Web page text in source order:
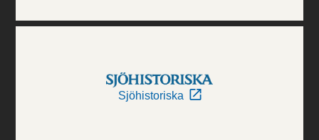
Sjöhistoriska